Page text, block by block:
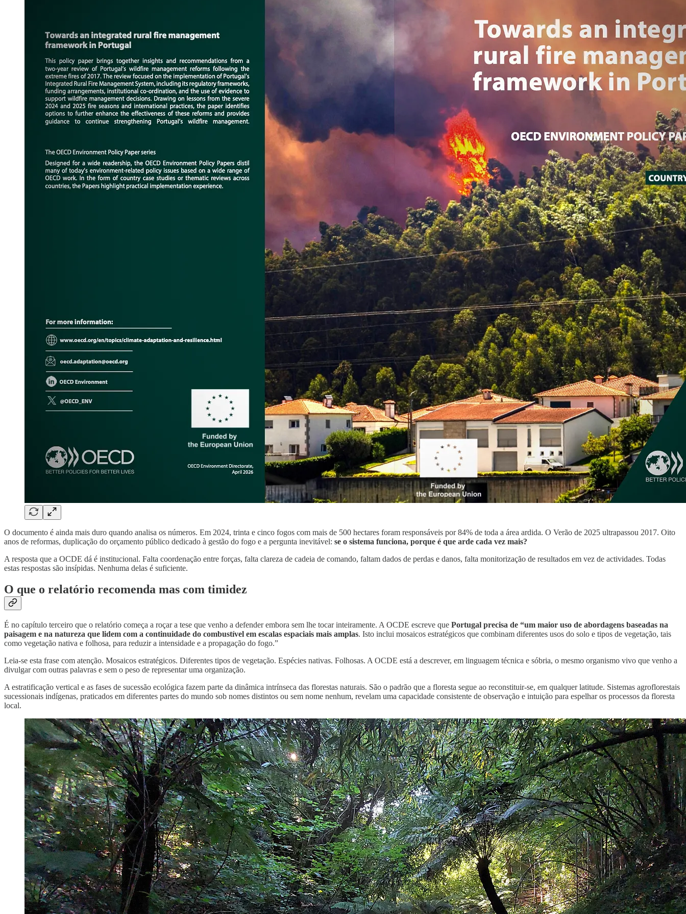
O documento é ainda mais duro quando analisa os números. Em 2024, trinta e cinco fogos com mais de 500 hectares foram responsáveis por 84% de toda a área ardida. O Verão de 2025 ultrapassou 2017. Oito
anos de reformas, duplicação do orçamento público dedicado à gestão do fogo e a pergunta inevitável: se o sistema funciona, porque é que arde cada vez mais?
A resposta que a OCDE dá é institucional. Falta coordenação entre forças, falta clareza de cadeia de comando, faltam dados de perdas e danos, falta monitorização de resultados em vez de actividades. Todas
estas respostas são insípidas. Nenhuma delas é suficiente.
O que o relatório recomenda mas com timidez
É no capítulo terceiro que o relatório começa a roçar a tese que venho a defender embora sem lhe tocar inteiramente. A OCDE escreve que Portugal precisa de “um maior uso de abordagens baseadas na
paisagem e na natureza que lidem com a continuidade do combustível em escalas espaciais mais amplas. Isto inclui mosaicos estratégicos que combinam diferentes usos do solo e tipos de vegetação, tais
como vegetação nativa e folhosa, para reduzir a intensidade e a propagação do fogo.”
Leia-se esta frase com atenção. Mosaicos estratégicos. Diferentes tipos de vegetação. Espécies nativas. Folhosas. A OCDE está a descrever, em linguagem técnica e sóbria, o mesmo organismo vivo que venho a
divulgar com outras palavras e sem o peso de representar uma organização.
A estratificação vertical e as fases de sucessão ecológica fazem parte da dinâmica intrínseca das florestas naturais. São o padrão que a floresta segue ao reconstituir-se, em qualquer latitude. Sistemas agroflorestais
sucessionais indígenas, praticados em diferentes partes do mundo sob nomes distintos ou sem nome nenhum, revelam uma capacidade consistente de observação e intuição para espelhar os processos da floresta
local.